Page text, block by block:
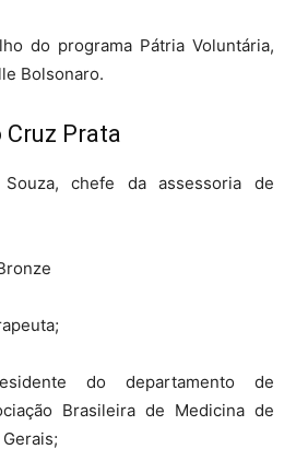
do programa Pátria Voluntária,
Bolsonaro.
Prata
chefe da assessoria de
do departamento de
Brasileira de Medicina de